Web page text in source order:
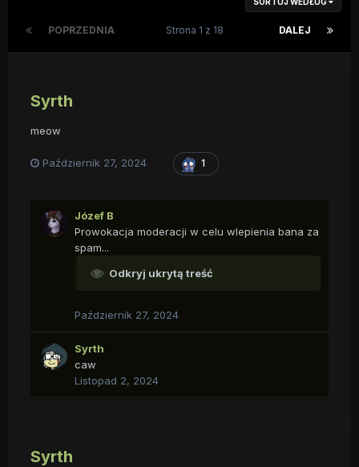
POPRZEDNIA DALEJ
Strona 1 z 18
Syrth
meow
Październik 27, 2024 1
Józef B
Prowokacja moderacji w celu wlepienia bana za
spam...
Odkryj ukrytą treść
Październik 27, 2024
Syrth
caw
Listopad 2, 2024
Syrth